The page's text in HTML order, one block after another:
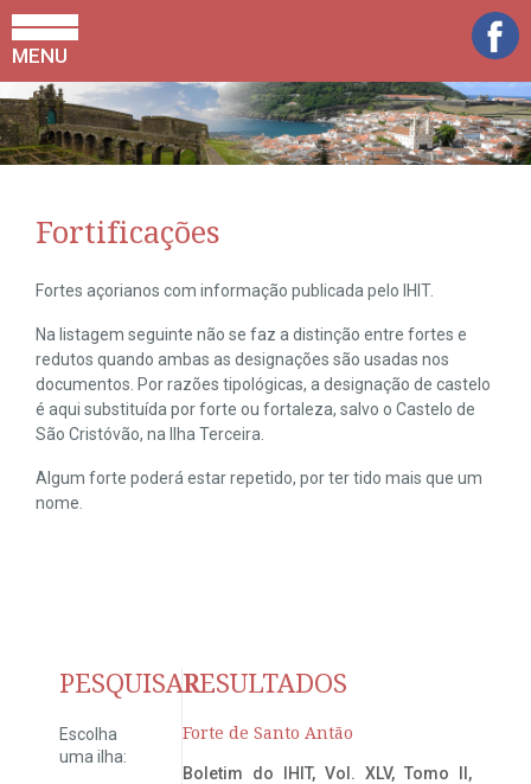
MENU
Fortificações
Fortes açorianos com informação publicada pelo IHIT.
Na listagem seguinte não se faz a distinção entre fortes e
redutos quando ambas as designações são usadas nos
documentos. Por razões tipológicas, a designação de castelo
é aqui substituída por forte ou fortaleza, salvo o Castelo de
São Cristóvão, na Ilha Terceira.
Algum forte poderá estar repetido, por ter tido mais que um
nome.
PESQUISAR
Escolha
uma ilha:
RESULTADOS
Forte de Santo Antão
Boletim do IHIT, Vol. XLV, Tomo II,